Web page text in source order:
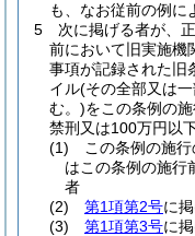
も、なお従前の例に
5
次に掲げる者が、
前において旧実施機
事項が記録された旧
イル(その全部又は
む。)をこの条例の
禁刑又は100万円以
(1)
この条例の施
はこの条例の施行
者
(2)
第1項第2号に
(3)
第1項第3号に